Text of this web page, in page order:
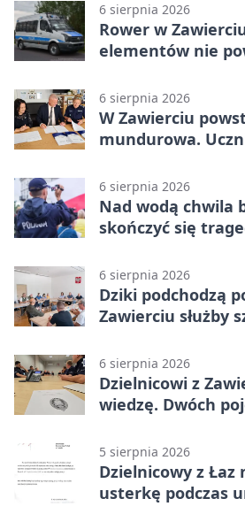
6 sierpnia 2026
Rower w
elementów nie
6 sierpnia 2026
W Zawierciu
mundurowa.
6 sierpnia 2026
Nad wodą chwila
skończyć się
6 sierpnia 2026
Dziki podchodzą
Zawierciu służby
6 sierpnia 2026
Dzielnicowi z
wiedzę. Dwóch
5 sierpnia 2026
Dzielnicowy z Łaz
usterkę podczas